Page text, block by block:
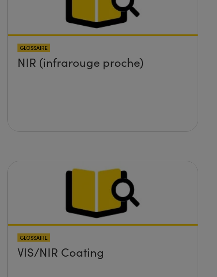
GLOSSAIRE
NIR (infrarouge proche)
GLOSSAIRE
VIS/NIR Coating